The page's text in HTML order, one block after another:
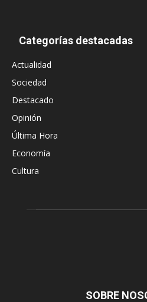
Categorías destacadas
Actualidad
Sociedad
Destacado
Opinión
Última Hora
Economía
Cultura
SOBRE